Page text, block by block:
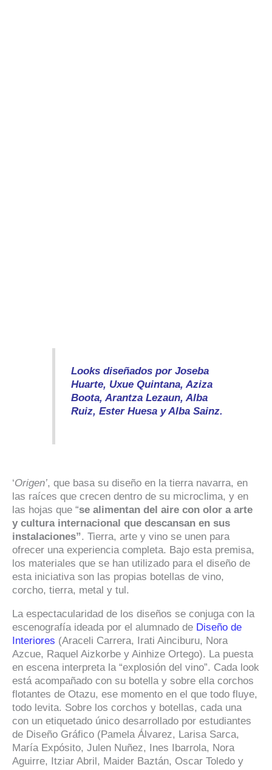
Looks diseñados por Joseba
Huarte, Uxue Quintana, Aziza
Boota, Arantza Lezaun, Alba
Ruiz, Ester Huesa y Alba Sainz.
‘Origen’, que basa su diseño en la tierra navarra, en
las raíces que crecen dentro de su microclima, y en
las hojas que “se alimentan del aire con olor a arte
y cultura internacional que descansan en sus
instalaciones”. Tierra, arte y vino se unen para
ofrecer una experiencia completa. Bajo esta premisa,
los materiales que se han utilizado para el diseño de
esta iniciativa son las propias botellas de vino,
corcho, tierra, metal y tul.
La espectacularidad de los diseños se conjuga con la
escenografía ideada por el alumnado de Diseño de
Interiores (Araceli Carrera, Irati Ainciburu, Nora
Azcue, Raquel Aizkorbe y Ainhize Ortego). La puesta
en escena interpreta la “explosión del vino”. Cada look
está acompañado con su botella y sobre ella corchos
flotantes de Otazu, ese momento en el que todo fluye,
todo levita. Sobre los corchos y botellas, cada una
con un etiquetado único desarrollado por estudiantes
de Diseño Gráfico (Pamela Álvarez, Larisa Sarca,
María Expósito, Julen Nuñez, Ines Ibarrola, Nora
Aguirre, Itziar Abril, Maider Baztán, Oscar Toledo y